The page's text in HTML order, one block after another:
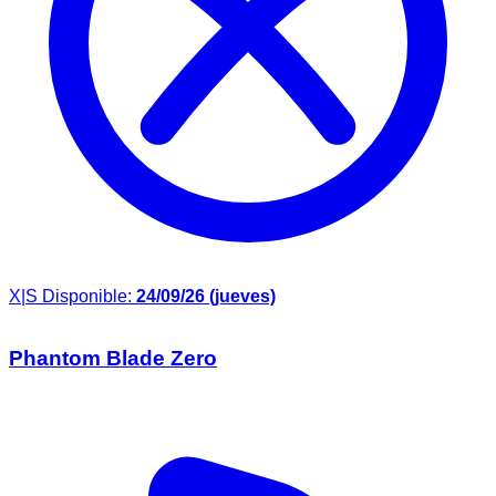
X|S Disponible: 24/09/26 (jueves)
Phantom Blade Zero